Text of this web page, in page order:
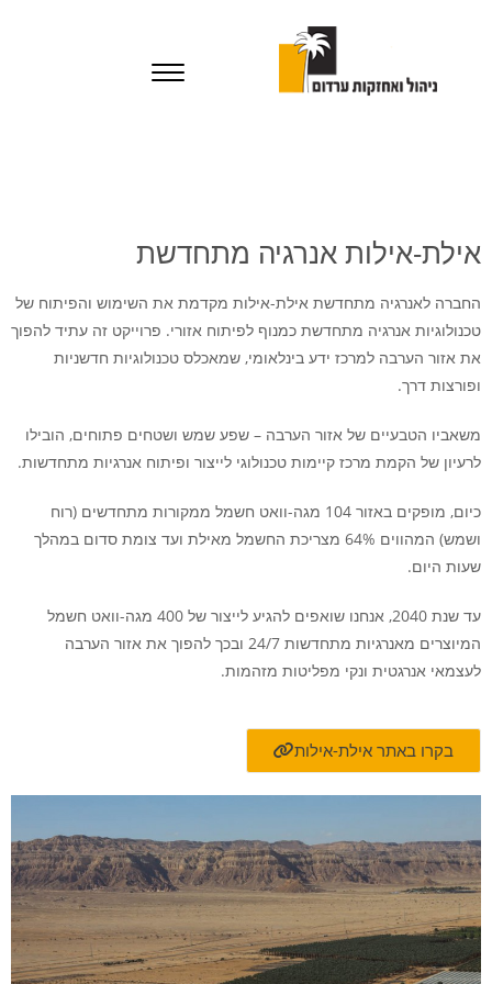
אילת-אילות אנרגיה מתחדשת
החברה לאנרגיה מתחדשת אילת-אילות מקדמת את השימוש והפיתוח של
טכנולוגיות אנרגיה מתחדשת כמנוף לפיתוח אזורי. פרוייקט זה עתיד להפוך
את אזור הערבה למרכז ידע בינלאומי, שמאכלס טכנולוגיות חדשניות
ופורצות דרך.
משאביו הטבעיים של אזור הערבה – שפע שמש ושטחים פתוחים, הובילו
לרעיון של הקמת מרכז קיימות טכנולוגי לייצור ופיתוח אנרגיות מתחדשות.
כיום, מופקים באזור 104 מגה-וואט חשמל ממקורות מתחדשים (רוח
ושמש) המהווים 64% מצריכת החשמל מאילת ועד צומת סדום במהלך
שעות היום.
עד שנת 2040, אנחנו שואפים להגיע לייצור של 400 מגה-וואט חשמל
המיוצרים מאנרגיות מתחדשות 24/7 ובכך להפוך את אזור הערבה
לעצמאי אנרגטית ונקי מפליטות מזהמות.
בקרו באתר אילת-אילות